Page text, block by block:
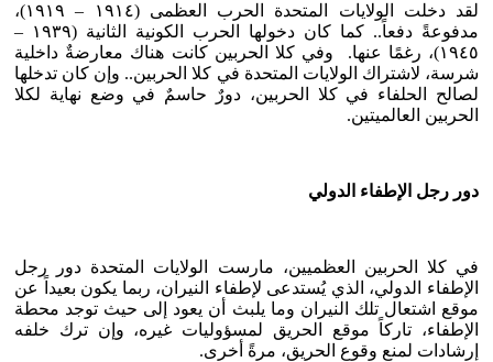
لقد دخلت الولايات المتحدة الحرب العظمى (١٩١٤ – ١٩١٩)،
مدفوعةً دفعاً.. كما كان دخولها الحرب الكونية الثانية (١٩٣٩ –
١٩٤٥)، رغمًا عنها. وفي كلا الحربين كانت هناك معارضةٌ داخلية
شرسة، لاشتراك الولايات المتحدة في كلا الحربين.. وإن كان تدخلها
لصالح الحلفاء في كلا الحربين، دورٌ حاسمٌ في وضع نهاية لكلا
الحربين العالميتين.
دور رجل الإطفاء الدولي
في كلا الحربين العظميين، مارست الولايات المتحدة دور رجل
الإطفاء الدولي، الذي يُستدعى لإطفاء النيران، ربما يكون بعيداً عن
موقع اشتعال تلك النيران وما يلبث أن يعود إلى حيث توجد محطة
الإطفاء، تاركاً موقع الحريق لمسؤوليات غيره، وإن ترك خلفه
إرشادات لمنع وقوع الحريق، مرةً أخرى.